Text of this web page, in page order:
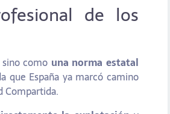
de los
como una norma estatal
que España ya marcó camino
Compartida.